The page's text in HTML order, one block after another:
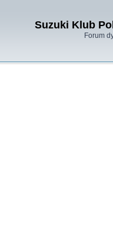
Suzuki Klub
Forum